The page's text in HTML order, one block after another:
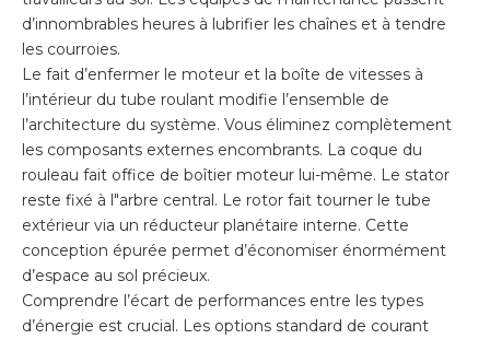
d’innombrables heures à lubrifier les chaînes et à tendre
les courroies.
Le fait d’enfermer le moteur et la boîte de vitesses à
l’intérieur du tube roulant modifie l’ensemble de
l’architecture du système. Vous éliminez complètement
les composants externes encombrants. La coque du
rouleau fait office de boîtier moteur lui-même. Le stator
reste fixé à l"arbre central. Le rotor fait tourner le tube
extérieur via un réducteur planétaire interne. Cette
conception épurée permet d’économiser énormément
d’espace au sol précieux.
Comprendre l’écart de performances entre les types
d’énergie est crucial. Les options standard de courant